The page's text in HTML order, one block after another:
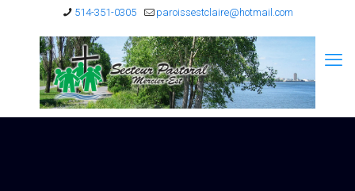
514-351-0305 paroissestclaire@hotmail.com